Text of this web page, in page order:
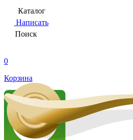
Каталог
Написать
Поиск
0
Корзина